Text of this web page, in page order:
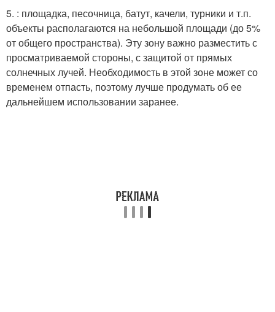
5. : площадка, песочница, батут, качели, турники и т.п.
объекты располагаются на небольшой площади (до 5%
от общего пространства). Эту зону важно разместить с
просматриваемой стороны, с защитой от прямых
солнечных лучей. Необходимость в этой зоне может со
временем отпасть, поэтому лучше продумать об ее
дальнейшем использовании заранее.